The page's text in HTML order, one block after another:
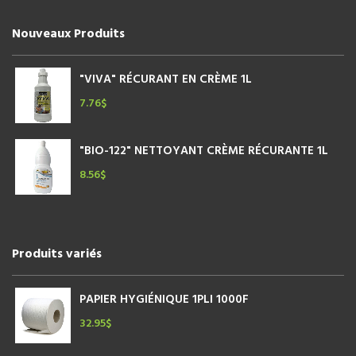
Nouveaux Produits
"VIVA" RÉCURANT EN CRÈME 1L
7.76$
"BIO-122" NETTOYANT CRÈME RÉCURANTE 1L
8.56$
Produits variés
PAPIER HYGIÉNIQUE 1PLI 1000F
32.95$